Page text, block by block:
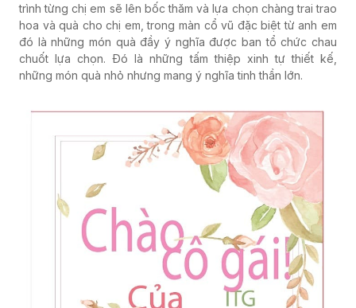
trình từng chị em sẽ lên bốc thăm và lựa chọn chàng trai trao
hoa và quà cho chị em, trong màn cổ vũ đặc biệt từ anh em
đó là những món quà đầy ý nghĩa được ban tổ chức chau
chuốt lựa chọn. Đó là những tấm thiệp xinh tự thiết kế,
những món quà nhỏ nhưng mang ý nghĩa tinh thần lớn.